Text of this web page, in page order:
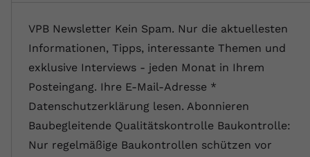
VPB Newsletter Kein Spam. Nur die aktuellesten
Informationen, Tipps, interessante Themen und
exklusive Interviews - jeden Monat in Ihrem
Posteingang. Ihre E-Mail-Adresse *
Datenschutzerklärung lesen. Abonnieren
Baubegleitende Qualitätskontrolle Baukontrolle:
Nur regelmäßige Baukontrollen schützen vor